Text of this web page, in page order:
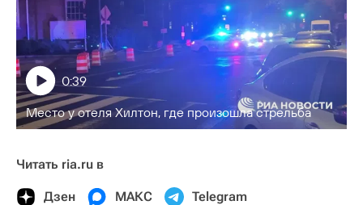
Место у отеля Хилтон, где произошла стрельба
0:39
Читать ria.ru в
Дзен МАКС Telegram